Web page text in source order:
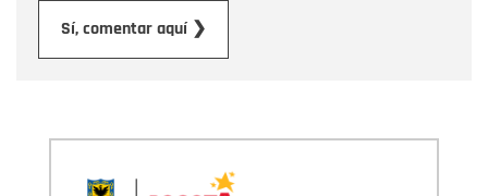
Sí, comentar aquí ❯